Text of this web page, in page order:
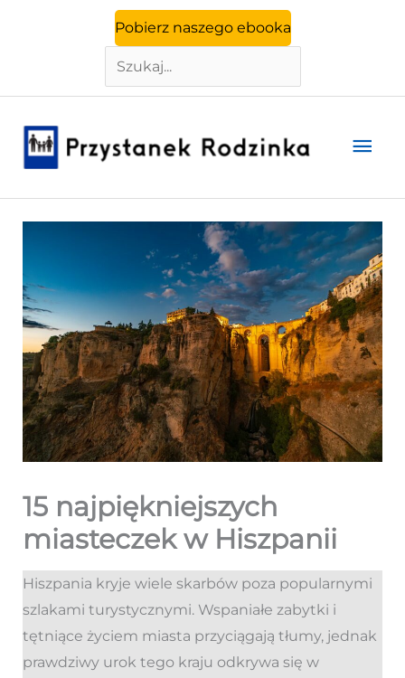
Pobierz naszego ebooka
Szukaj
15 najpiękniejszych
miasteczek w Hiszpanii
Hiszpania kryje wiele skarbów poza popularnymi
szlakami turystycznymi. Wspaniałe zabytki i
tętniące życiem miasta przyciągają tłumy, jednak
prawdziwy urok tego kraju odkrywa się w